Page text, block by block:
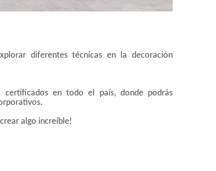
diferentes técnicas en la decoración
certificados en todo el país, donde podrás
algo increíble!